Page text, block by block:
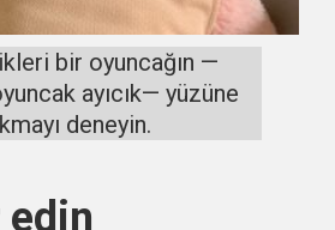
bir oyuncağın —
ayıcık— yüzüne
deneyin.
edin